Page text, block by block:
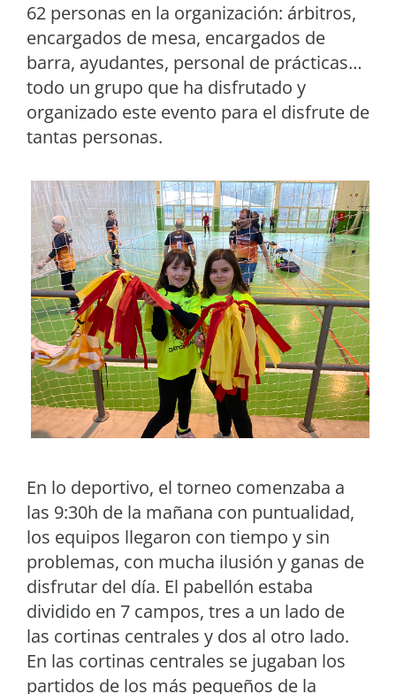
62 personas en la organización: árbitros,
encargados de mesa, encargados de
barra, ayudantes, personal de prácticas…
todo un grupo que ha disfrutado y
organizado este evento para el disfrute de
tantas personas.
En lo deportivo, el torneo comenzaba a
las 9:30h de la mañana con puntualidad,
los equipos llegaron con tiempo y sin
problemas, con mucha ilusión y ganas de
disfrutar del día. El pabellón estaba
dividido en 7 campos, tres a un lado de
las cortinas centrales y dos al otro lado.
En las cortinas centrales se jugaban los
partidos de los más pequeños de la